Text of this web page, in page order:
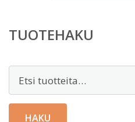
TUOTEHAKU
Etsi:
HAKU